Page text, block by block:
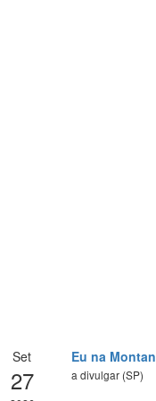
Set
27
Eu na
a divulgar (SP)